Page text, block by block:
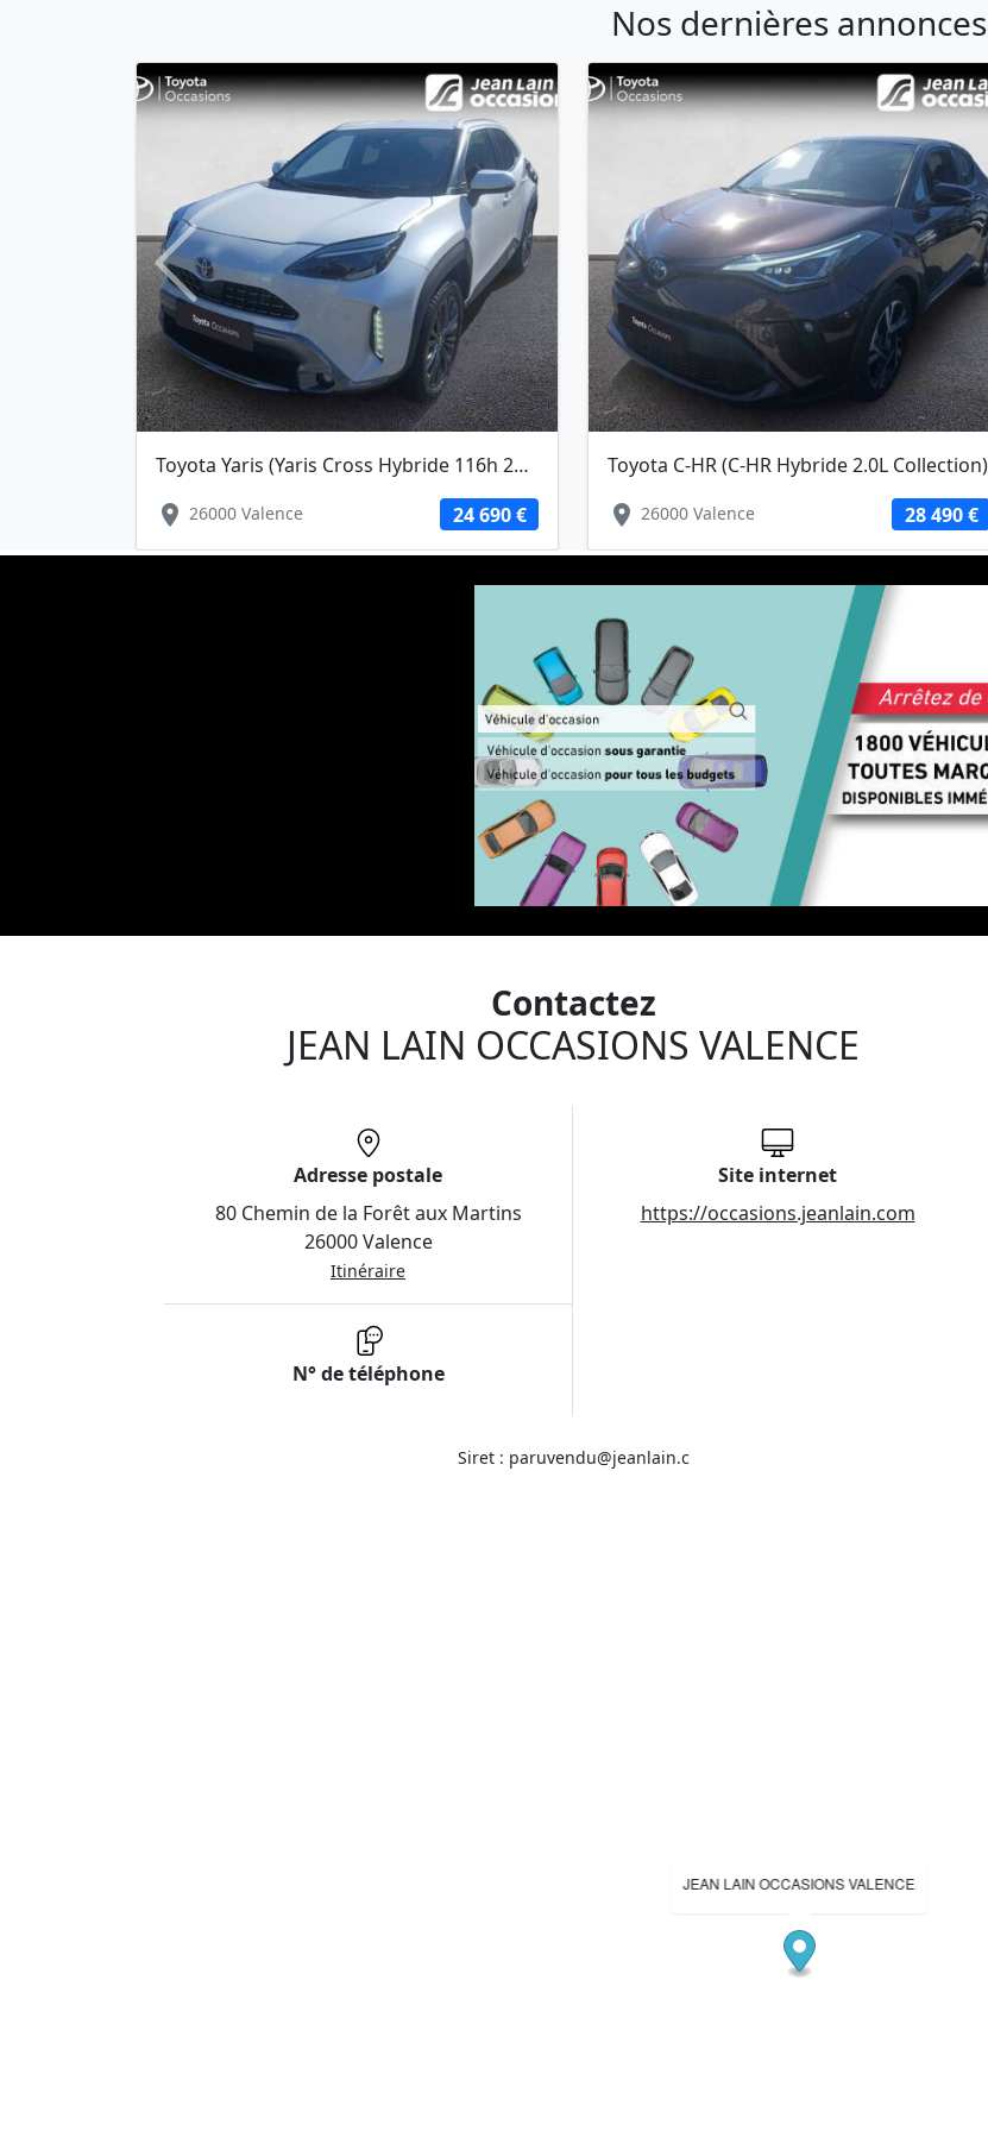
Nos dernières annonces
Toyota Yaris (Yaris Cross Hybride 116h 2WD Trail)
location_on 26000 Valence 24 690 €
Toyota C-HR (C-HR Hybride 2.0L Collection)
location_on 26000 Valence 28 490 €
Previous
Contactez
JEAN LAIN OCCASIONS VALENCE
Adresse postale
80 Chemin de la Forêt aux Martins
26000 Valence
Itinéraire
Site internet
https://occasions.jeanlain.com
N° de téléphone
Siret : paruvendu@jeanlain.c
JEAN LAIN OCCASIONS VALENCE